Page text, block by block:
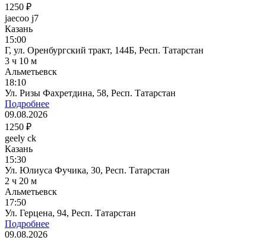
1250 ₽
jaecoo j7
Казань
15:00
Г, ул. Оренбургский тракт, 144Б, Респ. Татарстан
3 ч 10 м
Альметьевск
18:10
Ул. Ризы Фахретдина, 58, Респ. Татарстан
Подробнее
09.08.2026
1250 ₽
geely ck
Казань
15:30
Ул. Юлиуса Фучика, 30, Респ. Татарстан
2 ч 20 м
Альметьевск
17:50
Ул. Герцена, 94, Респ. Татарстан
Подробнее
09.08.2026